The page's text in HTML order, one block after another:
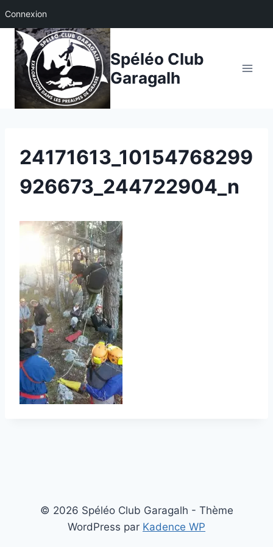
Connexion
Aller
contenu
Spéléo Club
Garagalh
24171613_10154768299
926673_244722904_n
© 2026 Spéléo Club Garagalh - Thème
WordPress par Kadence WP